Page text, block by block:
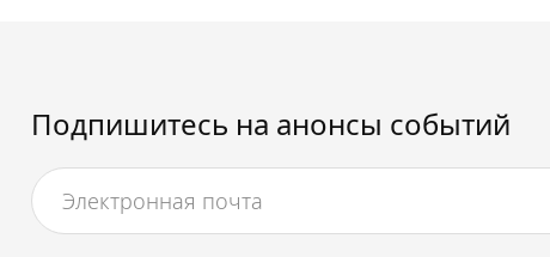
Подпишитесь на анонсы событий